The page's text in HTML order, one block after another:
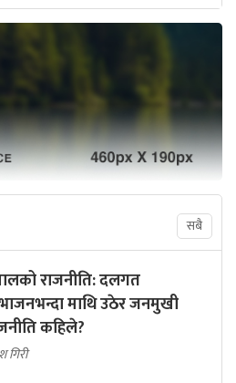
सबै
राजनीति: दलगत
माथि उठेर जनमुखी
कहिले?
गिरी